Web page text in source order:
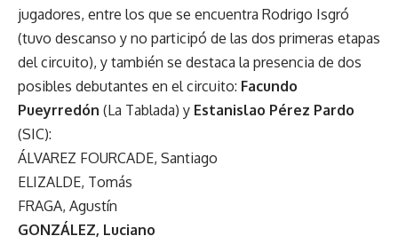
jugadores, entre los que se encuentra Rodrigo Isgró
(tuvo descanso y no participó de las dos primeras etapas
del circuito), y también se destaca la presencia de dos
posibles debutantes en el circuito: Facundo
Pueyrredón (La Tablada) y Estanislao Pérez Pardo
(SIC):
ÁLVAREZ FOURCADE, Santiago
ELIZALDE, Tomás
FRAGA, Agustín
GONZÁLEZ, Luciano